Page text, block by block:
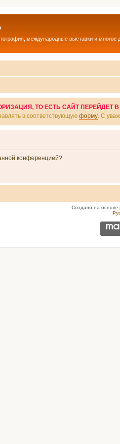
международные выставки и
ТО ЕСТЬ САЙТ ПЕРЕЙДЕТ
в соответствующую форму . С
конференцией?
Создано на основе